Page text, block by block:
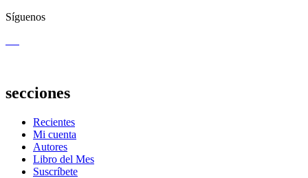
Síguenos
secciones
Recientes
Mi cuenta
Autores
Libro del Mes
Suscríbete